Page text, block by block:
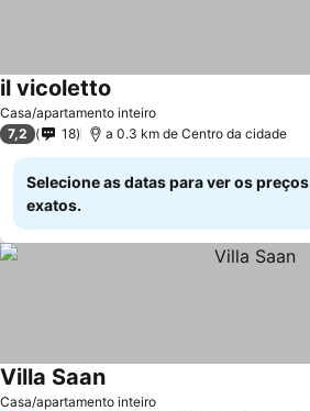
Casa/apartamento inteiro
il vicoletto
7,2 18 a 0.3 km de Centro da cidade
Selecione as datas para ver os preços
exatos.
Casa/apartamento inteiro
Villa Saan